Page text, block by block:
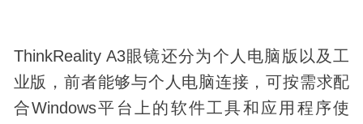
ThinkReality A3眼镜还分为个人电脑版以及工
业版，前者能够与个人电脑连接，可按需求配
合Windows平台上的软件工具和应用程序使